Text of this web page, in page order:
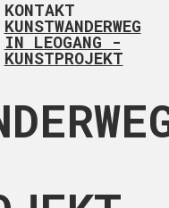
CONTEMPORARY ARTIST
KONTAKT
KUNSTWANDERWEG
IN LEOGANG -
KUNSTPROJEKT